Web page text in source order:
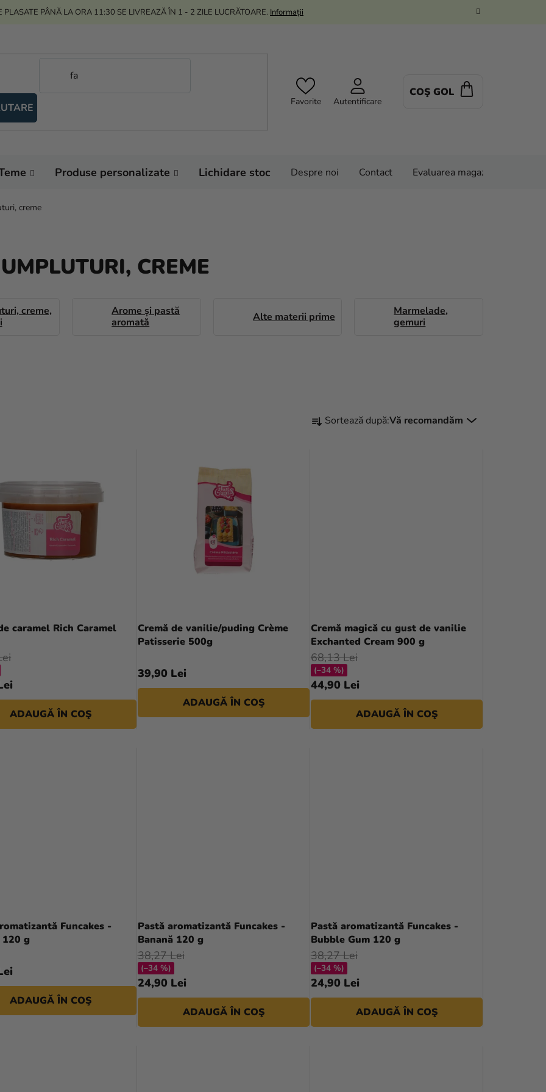
PLASATE PÂNĂ LA ORA 11:30 SE LIVREAZĂ ÎN 1 - 2 ZILE LUCRĂTOARE. Informații
Favorite Autentificare
COŞ GOL
Produse personalizate Lichidare stoc Despre noi Contact Evaluarea magazinului
creme
CREME
creme,
Arome și pastă
aromată
Alte materii prime
Marmelade,
gemuri
S
P
R
O
D
S
Sortează după:Vă recomandăm
caramel Rich Caramel
ADAUGĂ ÎN COŞ
Cremă de vanilie/puding Crème
Patisserie 500g
39,90 Lei
ADAUGĂ ÎN COŞ
Cremă magică cu gust de vanilie
Exchanted Cream 900 g
44,90 Lei
68,13 Lei
(–34 %)
ADAUGĂ ÎN COŞ
Funcakes -
120 g
ADAUGĂ ÎN COŞ
Pastă aromatizantă Funcakes -
Banană 120 g
24,90 Lei
38,27 Lei
(–34 %)
ADAUGĂ ÎN COŞ
Pastă aromatizantă Funcakes -
Bubble Gum 120 g
24,90 Lei
38,27 Lei
(–34 %)
ADAUGĂ ÎN COŞ